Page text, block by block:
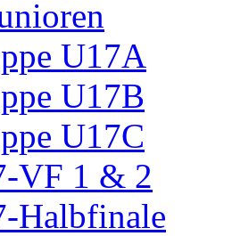
U17A
U17B
U17C
VF 1 & 2
Halbfinale